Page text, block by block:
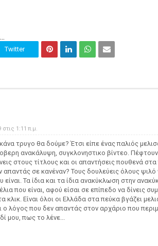
Twitter
1:11 π.μ.
κάνα τρυγο θα δούμε? Έτσι είπε ένας παλιός
ανακάλυψη, συγκλονηστικο βίντεο.
στους τίτλους και οι απαντήσεις πουθενά
απαντάς σε κανέναν? Τους δουλεύεις όλους ψιλό
είναι. Τα ίδια και τα ίδια ανακύκλωση στην
που είναι, αφού είσαι σε επίπεδο να δίνεις
κλικ. Είναι όλοι οι Ελλάδα στα πεύκα βγάζει
ο λόγος που δεν απαντάς στον αρχάριο που
μου, πως το λένε...